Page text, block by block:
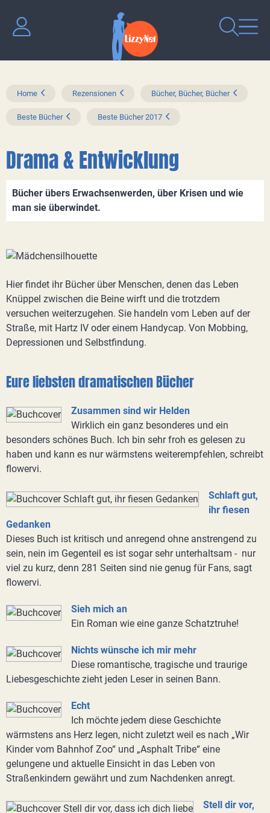
Home Rezensionen Bücher, Bücher, Bücher
Beste Bücher Beste Bücher 2017
Drama & Entwicklung
Bücher übers Erwachsenwerden, über Krisen und wie
man sie überwindet.
Hier findet ihr Bücher über Menschen, denen das Leben
Knüppel zwischen die Beine wirft und die trotzdem
versuchen weiterzugehen. Sie handeln vom Leben auf der
Straße, mit Hartz IV oder einem Handycap. Von Mobbing,
Depressionen und Selbstfindung.
Eure liebsten dramatischen Bücher
Zusammen sind wir Helden
Wirklich ein ganz besonderes und ein
besonders schönes Buch. Ich bin sehr froh es gelesen zu
haben und kann es nur wärmstens weiterempfehlen, schreibt
flowervi.
Schlaft gut,
ihr fiesen
Gedanken
Dieses Buch ist kritisch und anregend ohne anstrengend zu
sein, nein im Gegenteil es ist sogar sehr unterhaltsam - nur
viel zu kurz, denn 281 Seiten sind nie genug für Fans, sagt
flowervi.
Sieh mich an
Ein Roman wie eine ganze Schatztruhe!
Nichts wünsche ich mir mehr
Diese romantische, tragische und traurige
Liebesgeschichte zieht jeden Leser in seinen Bann.
Echt
Ich möchte jedem diese Geschichte
wärmstens ans Herz legen, nicht zuletzt weil es nach „Wir
Kinder vom Bahnhof Zoo“ und „Asphalt Tribe“ eine
gelungene und aktuelle Einsicht in das Leben von
Straßenkindern gewährt und zum Nachdenken anregt.
Stell dir vor,